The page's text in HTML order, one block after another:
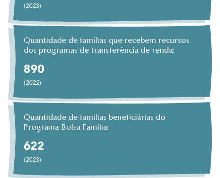
(2023)
Quantidade de famílias que recebem recursos
dos programas de transferência de renda:
890
(2022)
Quantidade de famílias beneficiárias do
Programa Bolsa Família:
622
(2023)